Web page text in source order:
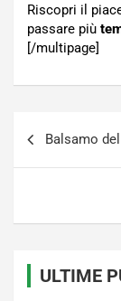
Riscopri il
passare più
[/multipage]
Balsamo
ULTIME